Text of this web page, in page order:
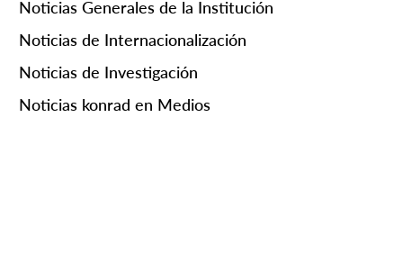
Noticias Generales de la Institución
Noticias de Internacionalización
Noticias de Investigación
Noticias konrad en Medios